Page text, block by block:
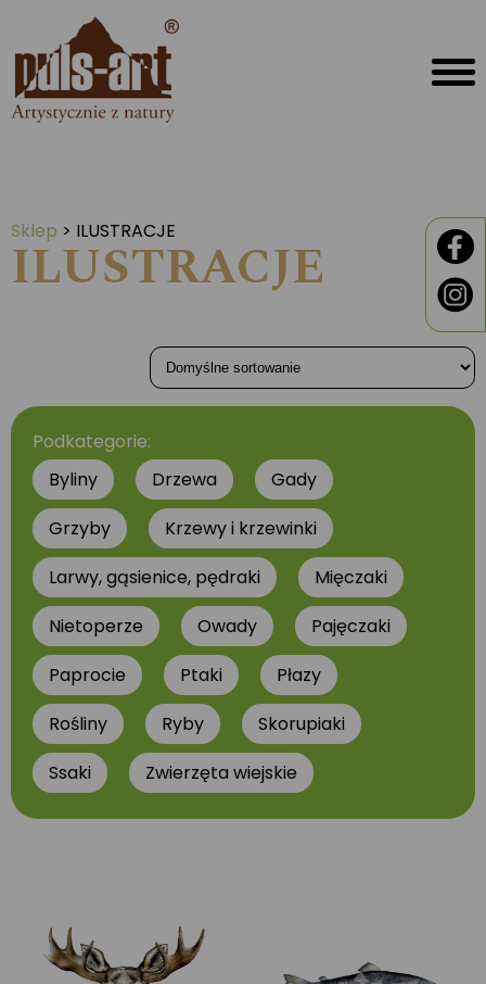
Sklep > ILUSTRACJE
ILUSTRACJE
Podkategorie:
Byliny
Drzewa
Gady
Grzyby
Krzewy i krzewinki
Larwy, gąsienice, pędraki
Mięczaki
Nietoperze
Owady
Pajęczaki
Paprocie
Ptaki
Płazy
Rośliny
Ryby
Skorupiaki
Ssaki
Zwierzęta wiejskie